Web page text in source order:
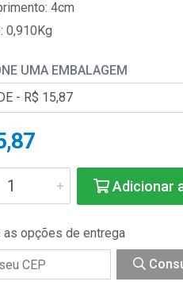
4cm
0,910Kg
UMA EMBALAGEM
Adicionar
as opções de entrega